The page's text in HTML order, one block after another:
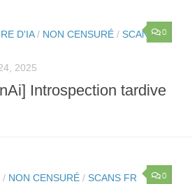
0
D'IA/ NON CENSURÉ / SCANS
2025
Introspection tardive
0
/ NON CENSURÉ / SCANS FR